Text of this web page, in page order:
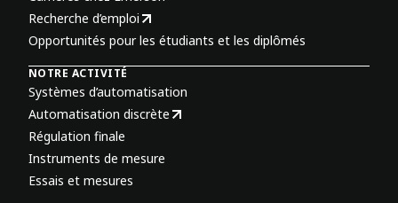
Recherche d’emploi
Opportunités pour les étudiants et les diplômés
NOTRE ACTIVITÉ
Systèmes d’automatisation
Automatisation discrète
Régulation finale
Instruments de mesure
Essais et mesures